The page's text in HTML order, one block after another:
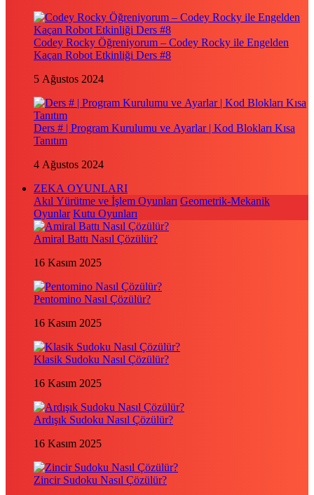
Codey Rocky Öğreniyorum – Codey Rocky ile Engelden
Kaçan Robot Etkinliği Ders #8
5 Ağustos 2024
Ders # | Program Kurulumu ve Ayarlar | Kod Blokları Kısa
Tanıtım
4 Ağustos 2024
ZEKA OYUNLARI
Akıl Yürütme ve İşlem Oyunları Geometrik-Mekanik
Oyunlar Kutu Oyunları
Amiral Battı Nasıl Çözülür?
16 Kasım 2025
Pentomino Nasıl Çözülür?
16 Kasım 2025
Klasik Sudoku Nasıl Çözülür?
16 Kasım 2025
Ardışık Sudoku Nasıl Çözülür?
16 Kasım 2025
Zincir Sudoku Nasıl Çözülür?